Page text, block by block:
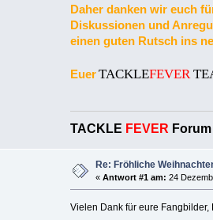
Daher danken wir euch
Diskussionen und
einen guten Rutsch ins
EuerTACKLEFEVER
TACKLE FEVER Forum
Re: Fröhliche
«Antwort #1 am: 24
Vielen Dank für eure Fangbilder,